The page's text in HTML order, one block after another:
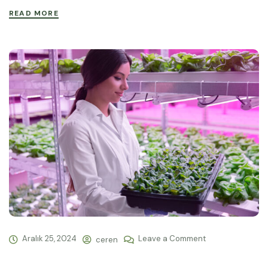
READ MORE
Aralık 25, 2024 ceren Leave a Comment